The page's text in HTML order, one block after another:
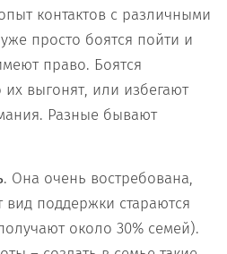
контактов с различными
просто боятся пойти и
право. Боятся
их выгонят, или избегают
Разные бывают
. Она очень востребована,
поддержки стараются
около 30% семей).